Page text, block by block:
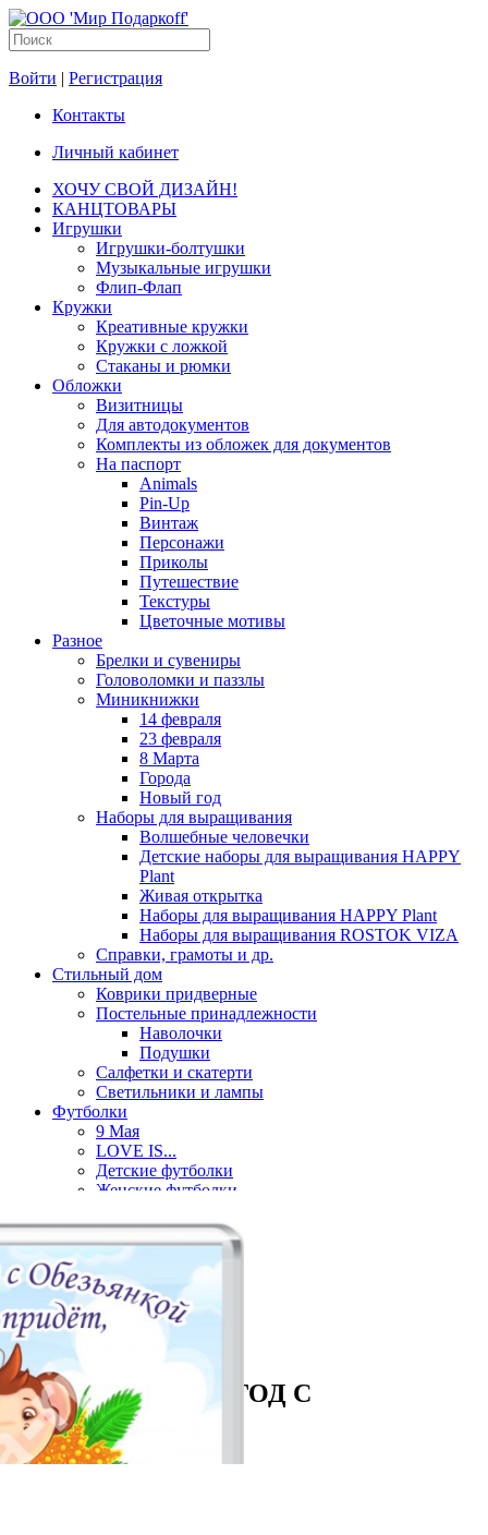
Войти | Регистрация
Контакты
Личный кабинет
ХОЧУ СВОЙ ДИЗАЙН!
КАНЦТОВАРЫ
Игрушки
Игрушки-болтушки
Музыкальные игрушки
Флип-Флап
Кружки
Креативные кружки
Кружки с ложкой
Стаканы и рюмки
Обложки
Визитницы
Для автодокументов
Комплекты из обложек для документов
На паспорт
Animals
Pin-Up
Винтаж
Персонажи
Приколы
Путешествие
Текстуры
Цветочные мотивы
Разное
Брелки и сувениры
Головоломки и паззлы
Миникнижки
14 февраля
23 февраля
8 Марта
Города
Новый год
Наборы для выращивания
Волшебные человечки
Детские наборы для выращивания HAPPY
Plant
Живая открытка
Наборы для выращивания HAPPY Plant
Наборы для выращивания ROSTOK VIZA
Справки, грамоты и др.
Стильный дом
Коврики придверные
Постельные принадлежности
Наволочки
Подушки
Салфетки и скатерти
Светильники и лампы
Футболки
9 Мая
LOVE IS...
Детские футболки
Женские футболки
Парные футболки
Часы
Часы на магните
Разное
С именами
Смайлики
Магнит ПУСТЬ В ГОД С
ОБЕЗЬЯНКОЙ...